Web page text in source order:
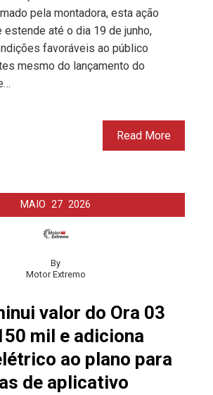
pela montadora, esta ação
até o dia 19 de junho,
favoráveis ao público
mesmo do lançamento do
Read More
MAIO 27 2026
By
Motor Extremo
valor do Ora 03
mil e adiciona
ao plano para
de aplicativo